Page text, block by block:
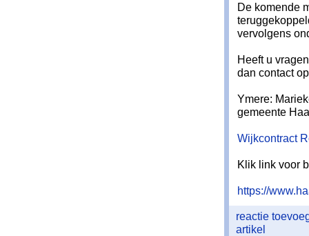
De komende
vervolgens
Heeft u
dan contact
Ymere:
gemeente
Wijkcontract
Klik link voor
https://
reactie
artikel